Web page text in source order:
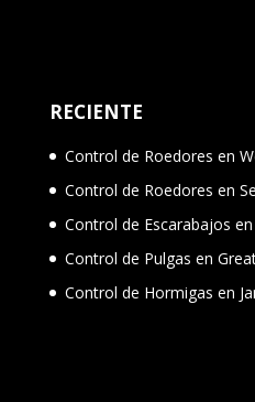
RECIENTE
Control de Roedores en
Control de Roedores en
Control de Escarabajos
Control de Pulgas en
Control de Hormigas en